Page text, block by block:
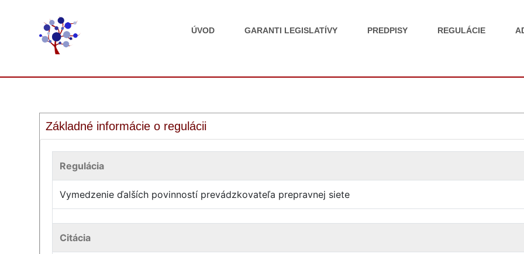
ÚVOD GARANTI LEGISLATÍVY PREDPISY REGULÁCIE
Základné informácie o regulácii
Regulácia
Vymedzenie ďalších povinností prevádzkovateľa prepravnej siete
Citácia